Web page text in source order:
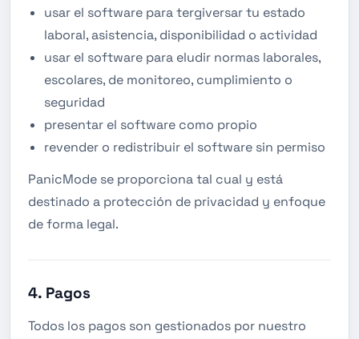
usar el software para tergiversar tu estado
laboral, asistencia, disponibilidad o actividad
usar el software para eludir normas laborales,
escolares, de monitoreo, cumplimiento o
seguridad
presentar el software como propio
revender o redistribuir el software sin permiso
PanicMode se proporciona tal cual y está
destinado a protección de privacidad y enfoque
de forma legal.
4. Pagos
Todos los pagos son gestionados por nuestro